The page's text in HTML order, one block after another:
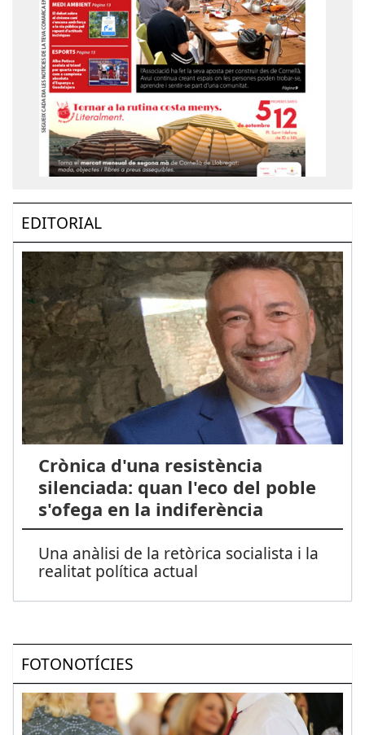
EDITORIAL
Crònica d'una resistència
silenciada: quan l'eco del poble
s'ofega en la indiferència
Una anàlisi de la retòrica socialista i la
realitat política actual
FOTONOTÍCIES